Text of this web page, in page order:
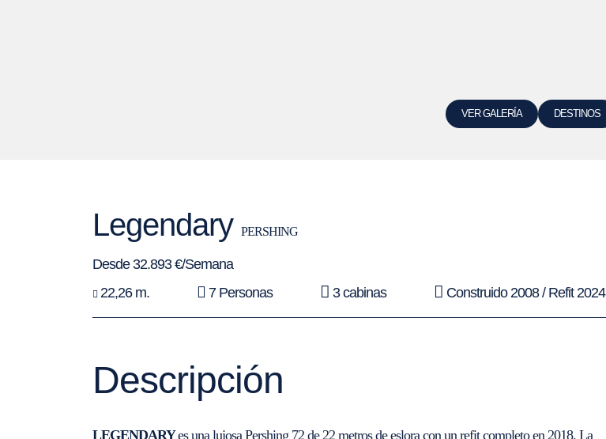
VER GALERÍA DESTINOS
Legendary PERSHING
Desde 32.893 €/Semana
22,26 m.
7 Personas 3 cabinas Construido 2008 / Refit 2024
Descripción
LEGENDARYes una lujosa Pershing 72 de 22 metros de eslora con un refit completo en 2018. La